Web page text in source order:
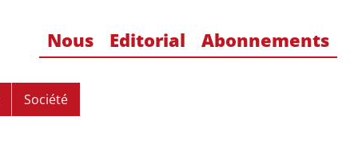
Nous Editorial Abonnements
Société